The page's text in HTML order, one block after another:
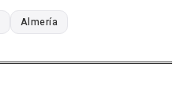
Almería